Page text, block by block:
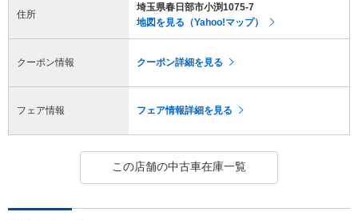
住所
埼玉県春日部市小渕1075-7
地図を見る（Yahoo!マップ）
クーポン情報 クーポン詳細を見る
フェア情報 フェア情報詳細を見る
この店舗の中古車在庫一覧